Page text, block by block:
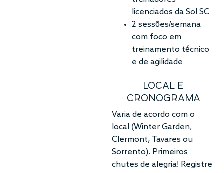
licenciados da Sol SC
2 sessões/semana
com foco em
treinamento técnico
e de agilidade
LOCAL E
CRONOGRAMA
Varia de acordo com o
local (Winter Garden,
Clermont, Tavares ou
Sorrento). Primeiros
chutes de alegria! Registre